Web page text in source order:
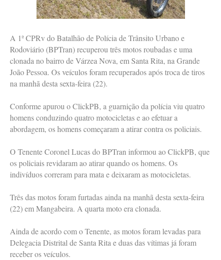
A 1ª CPRv do Batalhão de Polícia de Trânsito Urbano e
Rodoviário (BPTran) recuperou três motos roubadas e uma
clonada no bairro de Várzea Nova, em Santa Rita, na Grande
João Pessoa. Os veículos foram recuperados após troca de tiros
na manhã desta sexta-feira (22).
Conforme apurou o ClickPB, a guarnição da polícia viu quatro
homens conduzindo quatro motocicletas e ao efetuar a
abordagem, os homens começaram a atirar contra os policiais.
O Tenente Coronel Lucas do BPTran informou ao ClickPB, que
os policiais revidaram ao atirar quando os homens. Os
indivíduos correram para mata e deixaram as motocicletas.
Três das motos foram furtadas ainda na manhã desta sexta-feira
(22) em Mangabeira. A quarta moto era clonada.
Ainda de acordo com o Tenente, as motos foram levadas para
Delegacia Distrital de Santa Rita e duas das vítimas já foram
receber os veículos.